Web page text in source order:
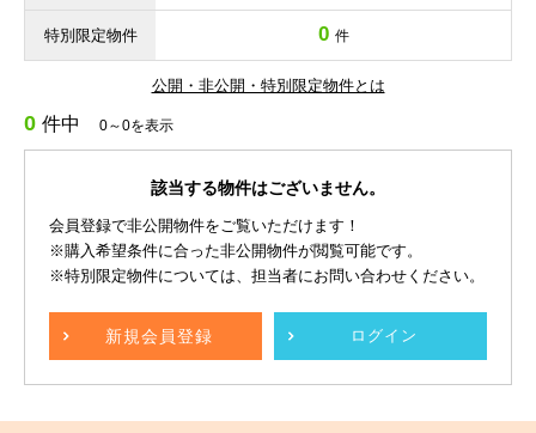
特別限定物件 0 件
公開・非公開・特別限定物件とは
0 件中 0～0を表示
該当する物件はございません。
会員登録で非公開物件をご覧いただけます！
※購入希望条件に合った非公開物件が閲覧可能です。
※特別限定物件については、担当者にお問い合わせください。
新規会員登録 ログイン